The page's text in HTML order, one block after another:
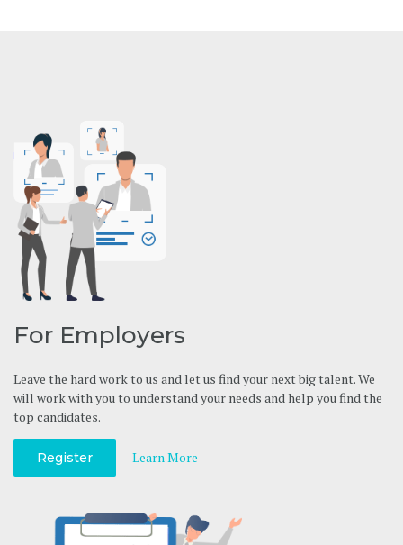
For Employers
Leave the hard work to us and let us find your next big talent. We
will work with you to understand your needs and help you find the
top candidates.
Register Learn More